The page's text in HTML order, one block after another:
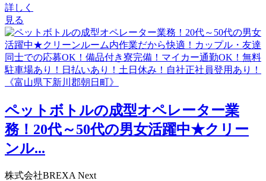
詳しく
見る
ペットボトルの成型オペレーター業
務！20代～50代の男女活躍中★クリー
ンル...
株式会社BREXA Next